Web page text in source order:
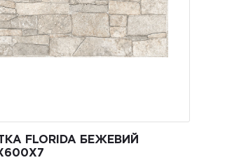
FLORIDA БЕЖЕВИЙ